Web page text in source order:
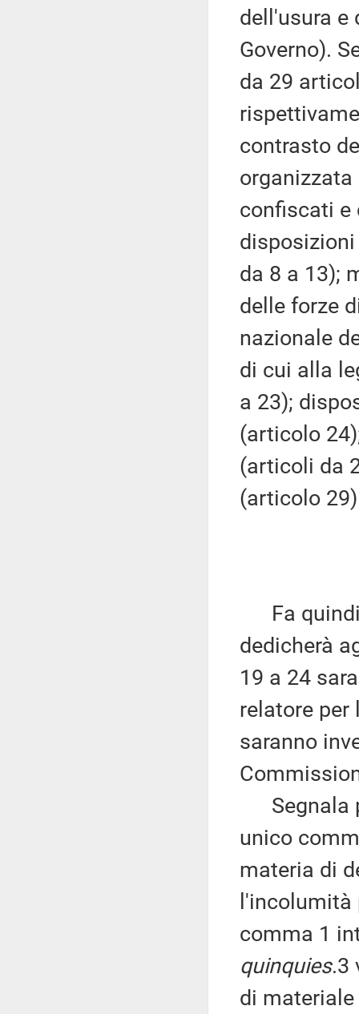
dell'usura e
Governo).
da 29
contrasto
confiscati e
da 8 a 13);
delle forze
nazionale
di cui alla
a 23);
(articolo
(articoli da
(articolo
Fa quindi
dedicherà
19 a 24
relatore
saranno
Segnala
unico
materia di
comma 1
quinquies.3
di